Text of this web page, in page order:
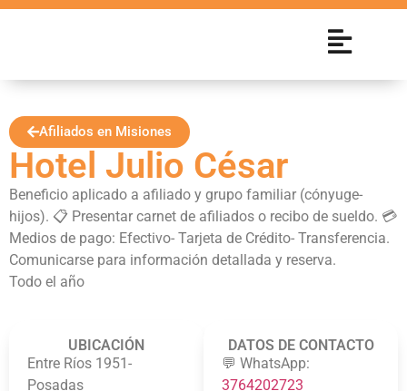
Afiliados en Misiones
Hotel Julio César
Beneficio aplicado a afiliado y grupo familiar (cónyuge-
hijos). 📋 Presentar carnet de afiliados o recibo de sueldo. 💳
Medios de pago: Efectivo- Tarjeta de Crédito- Transferencia.
Comunicarse para información detallada y reserva.
Todo el año
UBICACIÓN
Entre Ríos 1951-
Posadas
DATOS DE CONTACTO
💬 WhatsApp:
3764202723